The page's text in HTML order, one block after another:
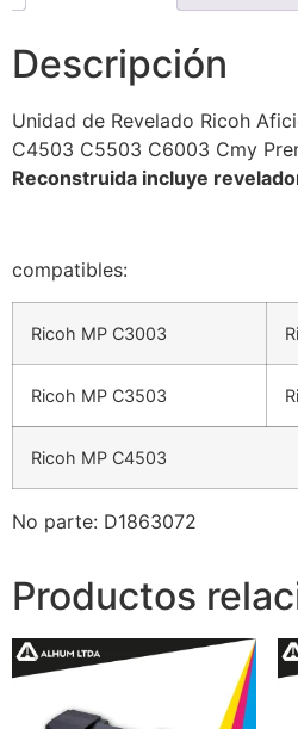
Descripción
Unidad de Revelado Ricoh
C4503 C5503 C6003 Cmy
Reconstruida incluye
compatibles:
Ricoh MP C3003
Ricoh MP C3503
Ricoh MP C4503
No parte: D1863072
Productos